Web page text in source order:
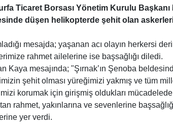
Ticaret Borsası Yönetim Kurulu Başkanı
düşen helikopterde şehit olan
mesajda; yaşanan acı olayın herkersi
rahmet ailelerine ise başsağlığı diledi.
Kaya mesajında; "Şırnak’ın Şenoba
şehit olması yüreğimizi yakmış ve tüm
korumak için girişmiş oldukları
rahmet, yakınlarına ve sevenlerine
yer verdi.